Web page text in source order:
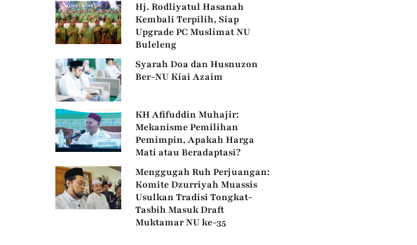
Hj. Rodliyatul Hasanah
Kembali Terpilih, Siap
Upgrade PC Muslimat NU
Buleleng
Syarah Doa dan Husnuzon
Ber-NU Kiai Azaim
KH Afifuddin Muhajir:
Mekanisme Pemilihan
Pemimpin, Apakah Harga
Mati atau Beradaptasi?
Menggugah Ruh Perjuangan:
Komite Dzurriyah Muassis
Usulkan Tradisi Tongkat-
Tasbih Masuk Draft
Muktamar NU ke-35